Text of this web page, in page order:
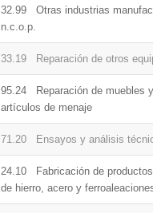
32.99 Otras industrias
n.c.o.p.
33.19 Reparación de otros
95.24 Reparación de muebles y
artículos de menaje
71.20 Ensayos y análisis
24.10 Fabricación de
de hierro, acero y